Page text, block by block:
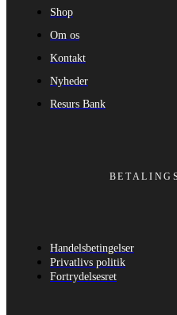
Shop
Om os
Kontakt
Nyheder
Resurs Bank
Handelsbetingelser
Privatlivs politik
Fortrydelsesret